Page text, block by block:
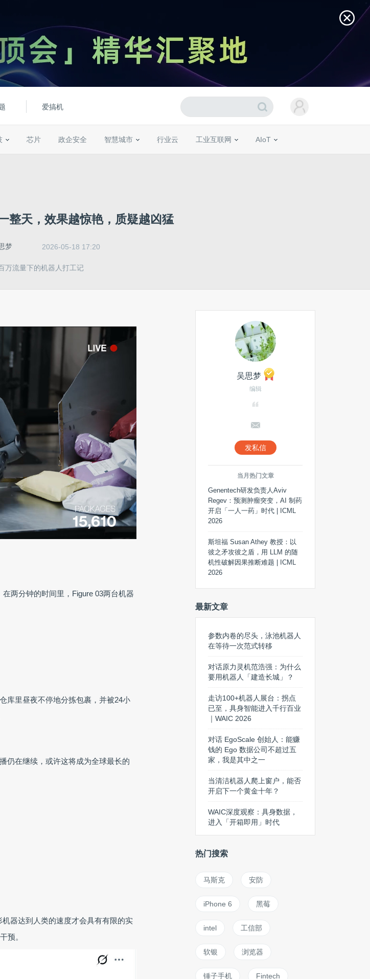
爱搞机
芯片 政企安全 智慧城市 行业云 工业互联网 AIoT
整天，效果越惊艳，质疑越凶猛
梦 2026-05-18 17:20
万流量下的机器人打工记
两分钟的时间里，Figure 03两台机器
库里昼夜不停地分拣包裹，并被24小
仍在继续，或许这将成为全球最长的
器达到人类的速度才会具有有限的实
预。
吴思梦
编辑
发私信
当月热门文章
Genentech研发负责人Aviv
Regev：预测肿瘤突变，AI 制药
开启「一人一药」时代 | ICML
2026
斯坦福 Susan Athey 教授：以
彼之矛攻彼之盾，用 LLM 的随
机性破解因果推断难题 | ICML
2026
最新文章
参数内卷的尽头，泳池机器人
在等待一次范式转移
对话原力灵机范浩强：为什么
要用机器人「建造长城」？
走访100+机器人展台：拐点
已至，具身智能进入千行百业
｜WAIC 2026
对话 EgoScale 创始人：能赚
钱的 Ego 数据公司不超过五
家，我是其中之一
当清洁机器人爬上窗户，能否
开启下一个黄金十年？
WAIC深度观察：具身数据，
进入「开箱即用」时代
热门搜索
马斯克 安防
iPhone 6 黑莓
intel 工信部
软银 浏览器
锤子手机 Fintech